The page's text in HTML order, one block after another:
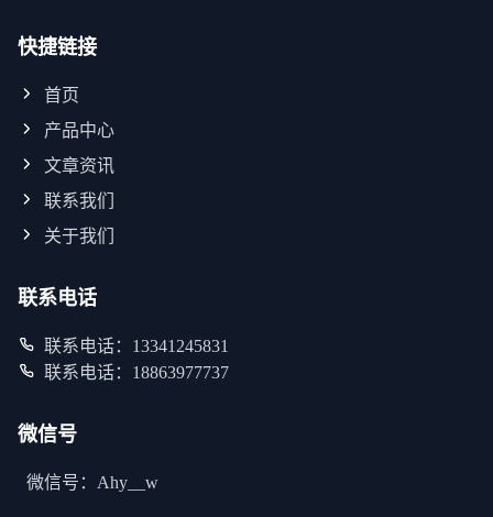
快捷链接
首页
产品中心
文章资讯
联系我们
关于我们
联系电话
联系电话：13341245831
联系电话：18863977737
微信号
微信号：Ahy__w